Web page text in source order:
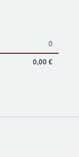
0
0,00 €